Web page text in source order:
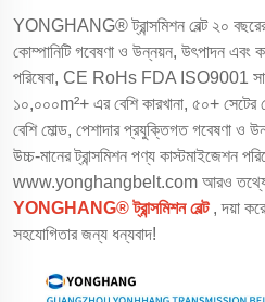
YONGHANG® ট্রান্সমিশন বেল্ট ২০
কোম্পানিটি গবেষণা ও উন্নয়ন, উৎপাদন
পরিষেবা, CE RoHs FDA ISO9001
১০,০০০m²+ এর বেশি কারখানা, ৫০+ সেটের
বেশি মোল্ড, পেশাদার প্রযুক্তিগত গবেষণা
উচ্চ-মানের ট্রান্সমিশন পণ্য কাস্টমাইজেশন
www.yonghangbelt.com আরও
YONGHANG® ট্রান্সমিশন বেল্ট , দয়া
সহযোগিতার জন্য ধন্যবাদ!